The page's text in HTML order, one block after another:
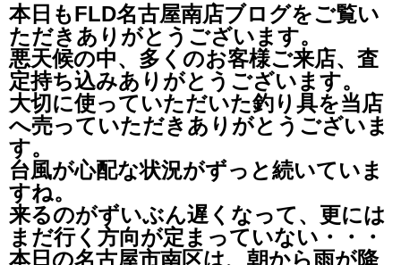
本日もFLD名古屋南店ブログをご覧い
ただきありがとうございます。
悪天候の中、多くのお客様ご来店、査
定持ち込みありがとうございます。
大切に使っていただいた釣り具を当店
へ売っていただきありがとうございま
す。
台風が心配な状況がずっと続いていま
すね。
来るのがずいぶん遅くなって、更には
まだ行く方向が定まっていない・・・
本日の名古屋市南区は、朝から雨が降